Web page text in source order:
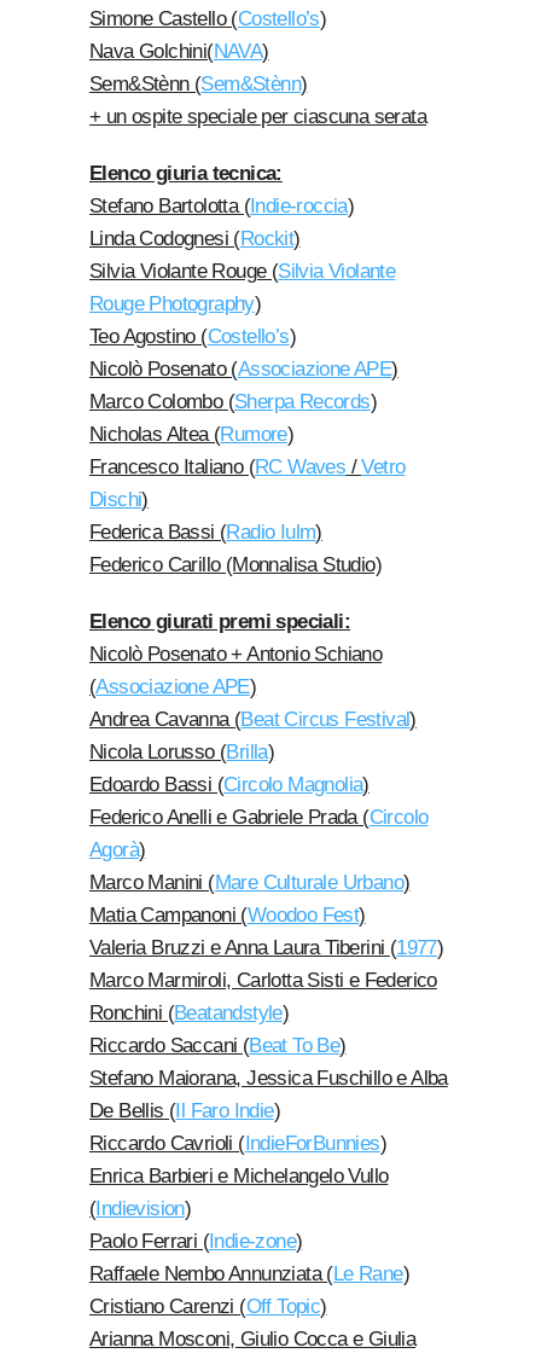
Simone Castello (Costello’s)
Nava Golchini(NAVA)
Sem&Stènn (Sem&Stènn)
+ un ospite speciale per ciascuna serata
Elenco giuria tecnica:
Stefano Bartolotta (Indie-roccia)
Linda Codognesi (Rockit)
Silvia Violante Rouge (Silvia Violante
Rouge Photography)
Teo Agostino (Costello’s)
Nicolò Posenato (Associazione APE)
Marco Colombo (Sherpa Records)
Nicholas Altea (Rumore)
Francesco Italiano (RC Waves /Vetro
Dischi)
Federica Bassi (Radio Iulm)
Federico Carillo (Monnalisa Studio)
Elenco giurati premi speciali:
Nicolò Posenato + Antonio Schiano
(Associazione APE)
Andrea Cavanna (Beat Circus Festival)
Nicola Lorusso (Brilla)
Edoardo Bassi (Circolo Magnolia)
Federico Anelli e Gabriele Prada (Circolo
Agorà)
Marco Manini (Mare Culturale Urbano)
Matia Campanoni (Woodoo Fest)
Valeria Bruzzi e Anna Laura Tiberini (1977)
Marco Marmiroli, Carlotta Sisti e Federico
Ronchini (Beatandstyle)
Riccardo Saccani (Beat To Be)
Stefano Maiorana, Jessica Fuschillo e Alba
De Bellis (Il Faro Indie)
Riccardo Cavrioli (IndieForBunnies)
Enrica Barbieri e Michelangelo Vullo
(Indievision)
Paolo Ferrari (Indie-zone)
Raffaele Nembo Annunziata (Le Rane)
Cristiano Carenzi (Off Topic)
Arianna Mosconi, Giulio Cocca e Giulia